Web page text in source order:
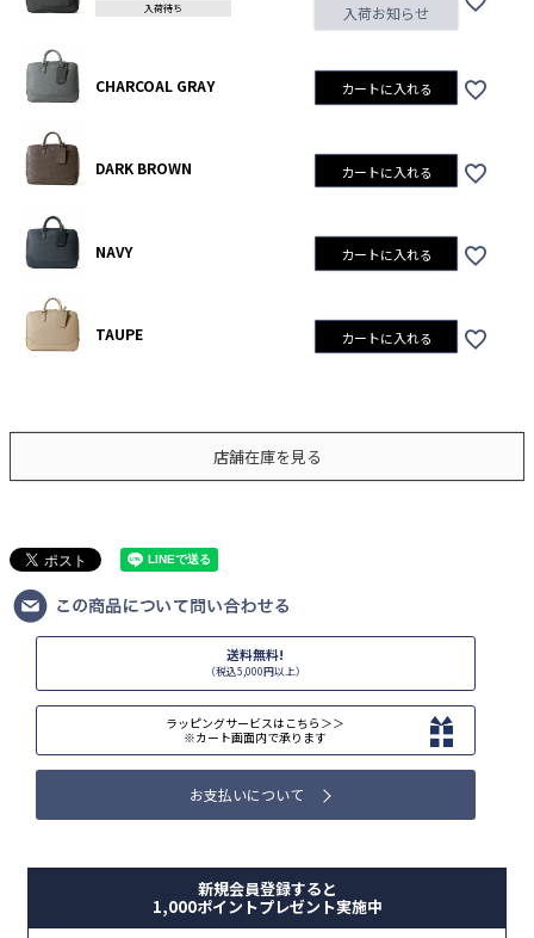
入荷待ち 入荷お知らせ
CHARCOAL GRAY カートに入れる
DARK BROWN カートに入れる
NAVY カートに入れる
TAUPE カートに入れる
店舗在庫を見る
送料無料!
（税込5,000円以上）
ラッピングサービスはこちら＞＞
※カート画面内で承ります
お支払いについて
新規会員登録すると
1,000ポイントプレゼント実施中